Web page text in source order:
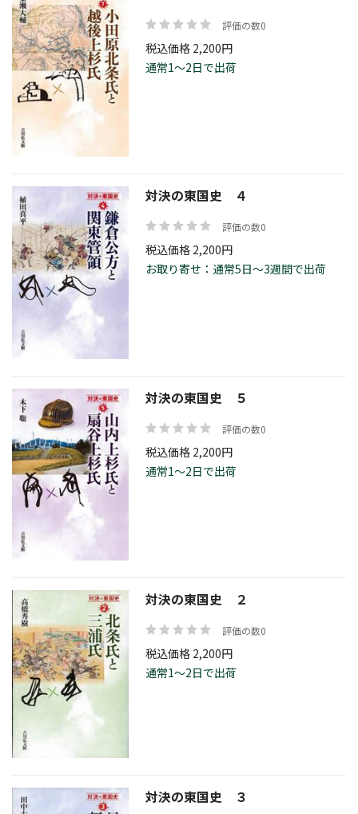
評価の数0
税込価格 2,200円
通常1～2日で出荷
対決の東国史 ４
評価の数0
税込価格 2,200円
お取り寄せ：通常5日～3週間で出荷
対決の東国史 ５
評価の数0
税込価格 2,200円
通常1～2日で出荷
対決の東国史 ２
評価の数0
税込価格 2,200円
通常1～2日で出荷
対決の東国史 ３